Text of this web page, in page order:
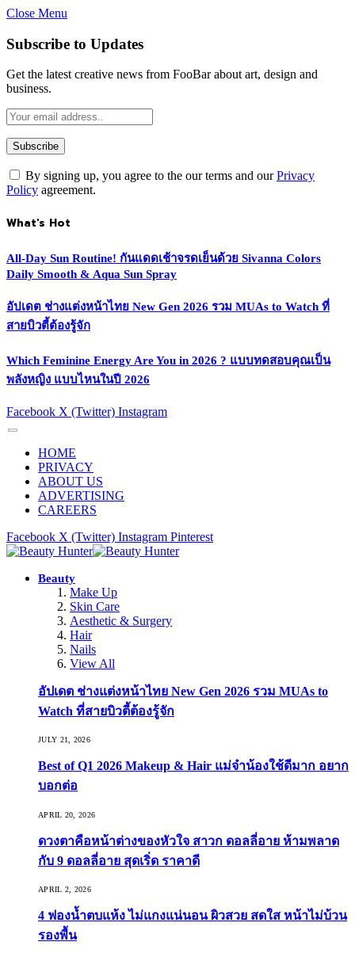
Close Menu
Subscribe to Updates
Get the latest creative news from FooBar about art, design and
business.
By signing up, you agree to the our terms and ourPrivacy
Policy agreement.
What's Hot
All-Day Sun Routine! กันแดดเช้าจรดเย็นด้วย Sivanna Colors
Daily Smooth & Aqua Sun Spray
อัปเดต ช่างแต่งหน้าไทย New Gen 2026 รวม MUAs to Watch ที่
สายบิวตี้ต้องรู้จัก
Which Feminine Energy Are You in 2026 ? แบบทดสอบคุณเป็น
พลังหญิง แบบไหนในปี 2026
Facebook X (Twitter) Instagram
HOME
PRIVACY
ABOUT US
ADVERTISING
CAREERS
Facebook X (Twitter) Instagram Pinterest
Beauty
Make Up
Skin Care
Aesthetic & Surgery
Hair
Nails
View All
อัปเดต ช่างแต่งหน้าไทย New Gen 2026 รวม MUAs to
Watch ที่สายบิวตี้ต้องรู้จัก
JULY 21, 2026
Best of Q1 2026 Makeup & Hair แม่จ๋าน้องใช้ดีมาก อยาก
บอกต่อ
APRIL 20, 2026
ดวงตาคือหน้าต่างของหัวใจ สาวก ดอลลี่อาย ห้ามพลาด
กับ 9 ดอลลี่อาย สุดเริ่ด ราคาดี
APRIL 2, 2026
4 ฟองน้ำตบแห้ง ไม่แกงแน่นอน ผิวสวย สดใส หน้าไม่บ้วน
รองพื้น